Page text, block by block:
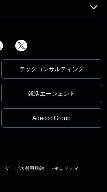
テックコンサルティング
就活エージェント
Adecco Group
サービス利用規約 セキュリティ